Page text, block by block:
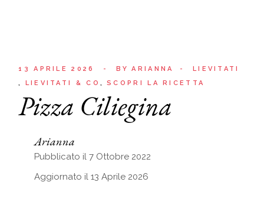
13 APRILE 2026 BY ARIANNA
LIEVITATI
LIEVITATI & CO
SCOPRI LA RICETTA
Pizza Ciliegina
Arianna
Pubblicato il 7 Ottobre 2022
Aggiornato il 13 Aprile 2026